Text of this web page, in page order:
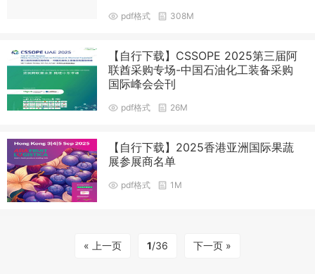
pdf格式 308M
【自行下载】CSSOPE 2025第三届阿
联酋采购专场-中国石油化工装备采购
国际峰会会刊
pdf格式 26M
【自行下载】2025香港亚洲国际果蔬
展参展商名单
pdf格式 1M
« 上一页 1/36 下一页 »